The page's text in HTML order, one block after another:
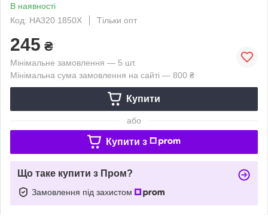
В наявності
Код: HA320 1850X
Тільки опт
245 ₴
Мінімальне замовлення — 5 шт.
Мінімальна сума замовлення на сайті — 800 ₴
Купити
або
Купити з
Що таке купити з Пром?
Замовлення під захистом